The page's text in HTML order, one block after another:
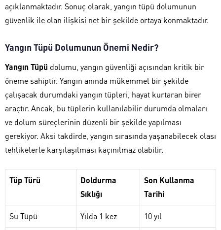
açıklanmaktadır. Sonuç olarak, yangın tüpü dolumunun
güvenlik ile olan ilişkisi net bir şekilde ortaya konmaktadır.
Yangın Tüpü Dolumunun Önemi Nedir?
Yangın Tüpü dolumu, yangın güvenliği açısından kritik bir
öneme sahiptir. Yangın anında mükemmel bir şekilde
çalışacak durumdaki yangın tüpleri, hayat kurtaran birer
araçtır. Ancak, bu tüplerin kullanılabilir durumda olmaları
ve dolum süreçlerinin düzenli bir şekilde yapılması
gerekiyor. Aksi takdirde, yangın sırasında yaşanabilecek olası
tehlikelerle karşılaşılması kaçınılmaz olabilir.
Tüp Türü
Doldurma
Sıklığı
Son Kullanma
Tarihi
Su Tüpü Yılda 1 kez 10 yıl